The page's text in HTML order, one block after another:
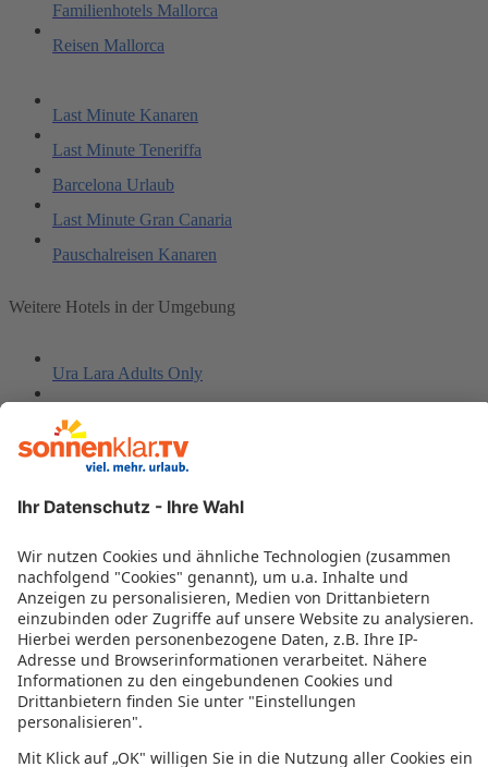
Familienhotels Mallorca
Reisen Mallorca
Last Minute Kanaren
Last Minute Teneriffa
Barcelona Urlaub
Last Minute Gran Canaria
Pauschalreisen Kanaren
Weitere Hotels in der Umgebung
Ura Lara Adults Only
Santa Fe Bungalows
La Marine
Hotel Servatur Don Miguel
Sporthotel Monte Feliz by Playitas
H10 Playa MelonerasHorizons Collect.ion
Servatur Casablanca Suites & Spa
Rocas Rojas
NH Imperial Playa
Catalina Park
Sunwing Arguineguin Seafront